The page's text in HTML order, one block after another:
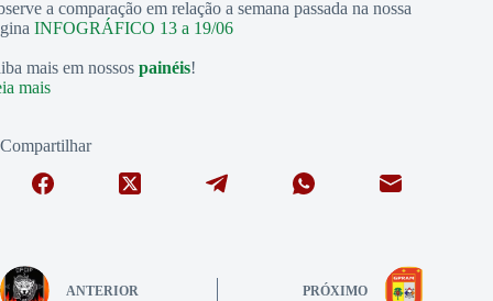
a comparação em relação a semana passada na nossa
INFOGRÁFICO 13 a 19/06
mais em nossos painéis!
mais:
DE
A
Compartilhar
ANTERIOR PRÓXIMO